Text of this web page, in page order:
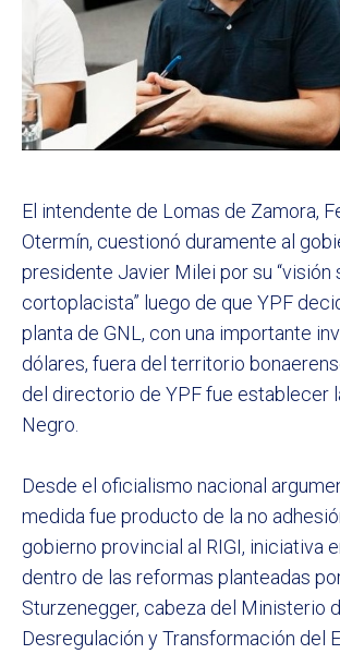
El intendente de Lomas de Zamora,
Otermín, cuestionó duramente al
presidente Javier Milei por su “visión
cortoplacista” luego de que YPF
planta de GNL, con una importante
dólares, fuera del territorio
del directorio de YPF fue establecer
Negro.
Desde el oficialismo nacional
medida fue producto de la no
gobierno provincial al RIGI, iniciativa
dentro de las reformas planteadas
Sturzenegger, cabeza del Ministerio
Desregulación y Transformación del